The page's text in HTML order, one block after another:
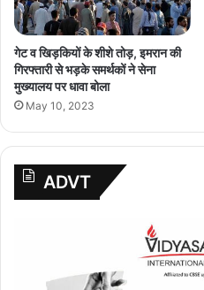
गेट व खिड़कियों के शीशे तोड़, इमरान की
गिरफ्तारी से भड़के समर्थकों ने सेना
मुख्यालय पर धावा बोला
May 10, 2023
ADVT